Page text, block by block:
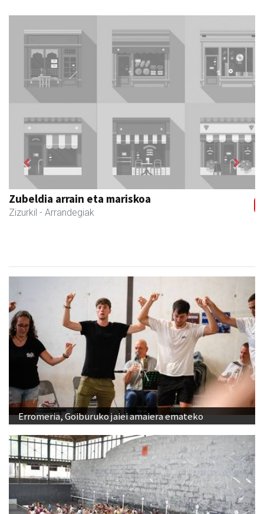
Joxean harategia
Zizurkil - Harategiak
Previous Next
Erromeria, Goiburuko jaiei amaiera emateko